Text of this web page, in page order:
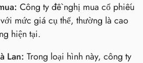
Công ty đề nghị mua cổ phiếu
mức giá cụ thể, thường là cao
hiện tại.
Lan: Trong loại hình này, công ty